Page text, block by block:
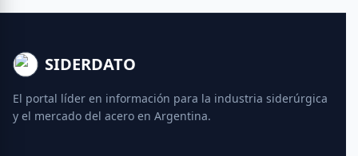
SIDERDATO
El portal líder en información para la industria siderúrgica
y el mercado del acero en Argentina.